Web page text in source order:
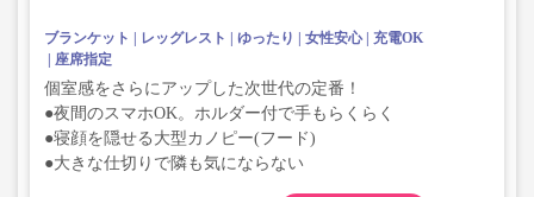
ブランケット レッグレスト ゆったり 女性安心
充電OK
座席指定
個室感をさらにアップした次世代の定番！
●夜間のスマホOK。ホルダー付で手もらくらく
●寝顔を隠せる大型カノピー(フード)
●大きな仕切りで隣も気にならない